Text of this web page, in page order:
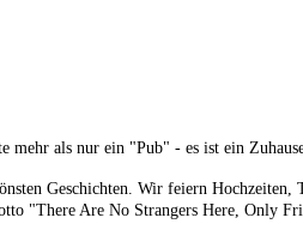
als nur ein "Pub" - es ist ein
Geschichten. Wir feiern Hochzeiten,
"There Are No Strangers Here, Only